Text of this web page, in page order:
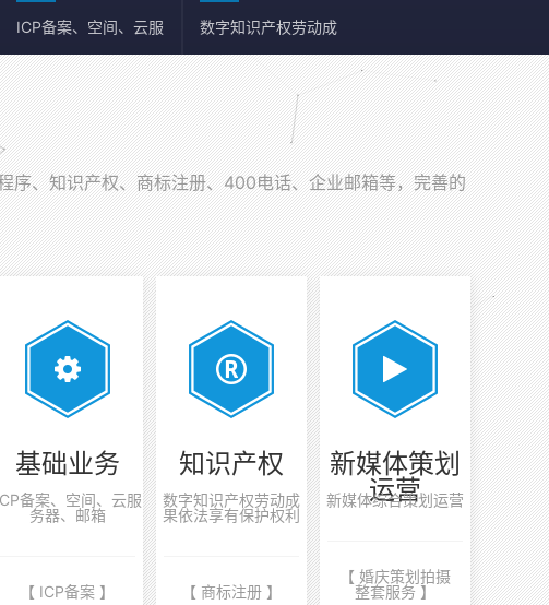
ICP备案、空间、云服
务器、邮箱
数字知识产权劳动成
果依法享有保护权利
序、知识产权、商标注册、400电话、企业邮箱等，完善的
基础业务
备案、空间、云服
务器、邮箱
【 ICP备案 】
知识产权
数字知识产权劳动成
果依法享有保护权利
【 商标注册 】
新媒体策划
运营
新媒体综合策划运营
【 婚庆策划拍摄
整套服务 】